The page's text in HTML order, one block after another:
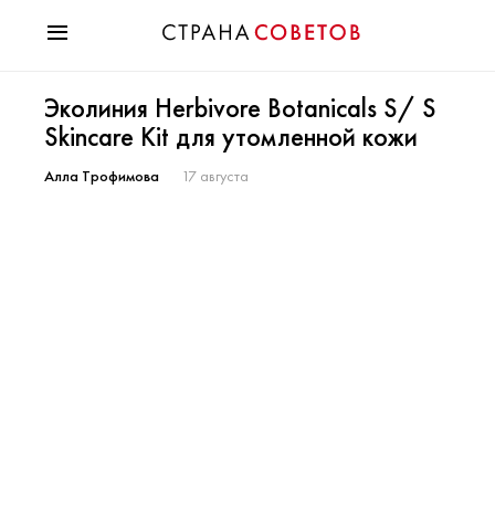
Мода
Звезды
Гороскопы
Эколиния Herbivore Botanicals S/ S
Skincare Kit для утомленной кожи
Алла Трофимова 17 августа